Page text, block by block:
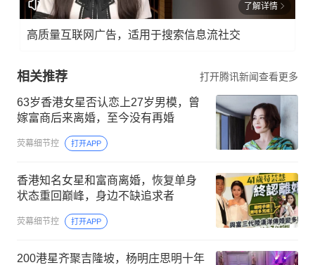
了解详情
高质量互联网广告，适用于搜索信息流社交
相关推荐 打开腾讯新闻查看更多
63岁香港女星否认恋上27岁男模，曾
嫁富商后来离婚，至今没有再婚
荧幕细节控 打开APP
香港知名女星和富商离婚，恢复单身
状态重回巅峰，身边不缺追求者
荧幕细节控 打开APP
200港星齐聚吉隆坡，杨明庄思明十年